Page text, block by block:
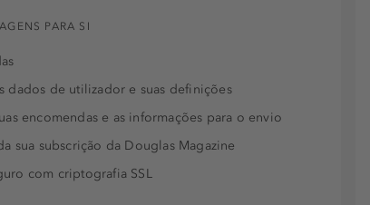
PARA SI
dados de utilizador e suas definições
encomendas e as informações para o envio
sua subscrição da Douglas Magazine
com criptografia SSL